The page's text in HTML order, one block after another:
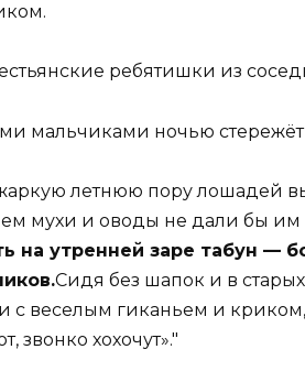
ребятишки из
мальчиками ночью
летнюю пору лошадей
мухи и оводы не дали бы им
на утренней заре табун —
Сидя без шапок и в
с веселым гиканьем и
звонко хохочут».